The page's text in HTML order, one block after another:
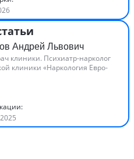
Андрей Львович
клиники. Психиатр-нарколог
клиники «Наркология Евро-